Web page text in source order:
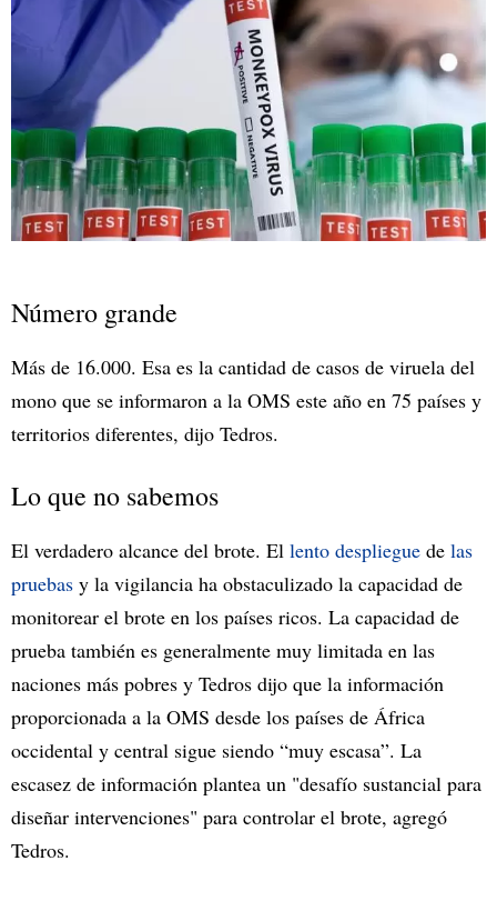
Número grande
Más de 16.000. Esa es la cantidad de casos de viruela del
mono que se informaron a la OMS este año en 75 países y
territorios diferentes, dijo Tedros.
Lo que no sabemos
El verdadero alcance del brote. El lento despliegue de las
pruebas y la vigilancia ha obstaculizado la capacidad de
monitorear el brote en los países ricos. La capacidad de
prueba también es generalmente muy limitada en las
naciones más pobres y Tedros dijo que la información
proporcionada a la OMS desde los países de África
occidental y central sigue siendo “muy escasa”. La
escasez de información plantea un "desafío sustancial para
diseñar intervenciones" para controlar el brote, agregó
Tedros.